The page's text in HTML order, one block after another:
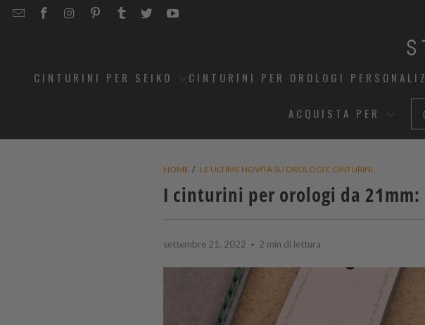
EMAILSTRAPCODE
STRAPCODE
STRAPCODE
STRAPCODE
STRAPCODE
STRAPCODE
CINTURINI PER SEIKO CINTURINI PER OROLOGI
ACQUISTA PER
HOME / LE ULTIME NOVITÀ SU OROLOGI E CINTURINI
I cinturini per orologi da
settembre 21, 2022 2 min di lettura